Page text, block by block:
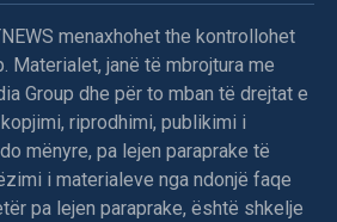
menaxhohet the kontrollohet
Materialet, janë të mbrojtura me
Group dhe për to mban të drejtat e
riprodhimi, publikimi i
mënyre, pa lejen paraprake të
i materialeve nga ndonjë faqe
pa lejen paraprake, është shkelje